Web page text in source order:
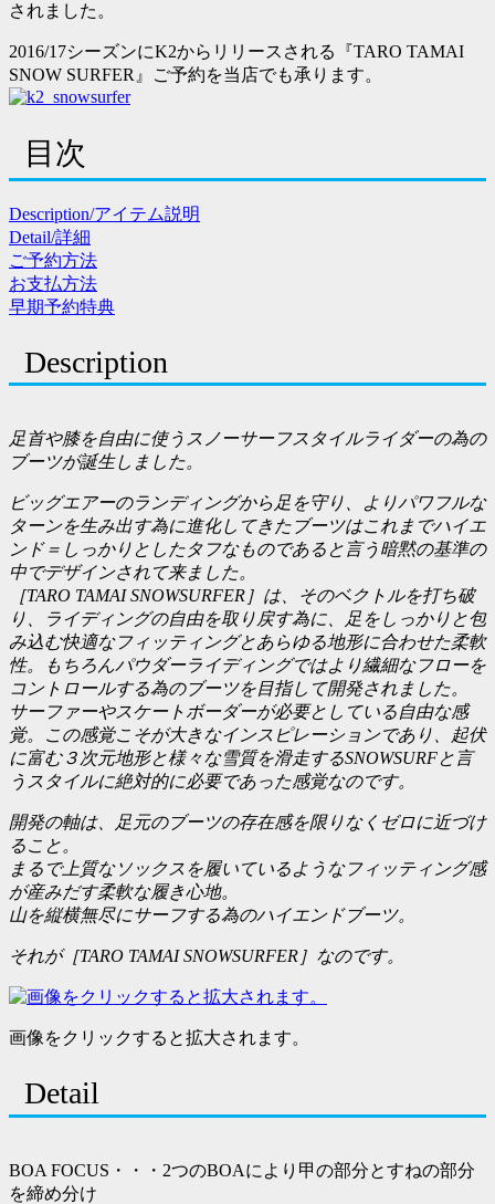
されました。
2016/17シーズンにK2からリリースされる『TARO TAMAI
SNOW SURFER』ご予約を当店でも承ります。
目次
Description/アイテム説明
Detail/詳細
ご予約方法
お支払方法
早期予約特典
Description
足首や膝を自由に使うスノーサーフスタイルライダーの為の
ブーツが誕生しました。
ビッグエアーのランディングから足を守り、よりパワフルな
ターンを生み出す為に進化してきたブーツはこれまでハイエ
ンド＝しっかりとしたタフなものであると言う暗黙の基準の
中でデザインされて来ました。
［TARO TAMAI SNOWSURFER］は、そのベクトルを打ち破
り、ライディングの自由を取り戻す為に、足をしっかりと包
み込む快適なフィッティングとあらゆる地形に合わせた柔軟
性。もちろんパウダーライディングではより繊細なフローを
コントロールする為のブーツを目指して開発されました。
サーファーやスケートボーダーが必要としている自由な感
覚。この感覚こそが大きなインスピレーションであり、起伏
に富む３次元地形と様々な雪質を滑走するSNOWSURFと言
うスタイルに絶対的に必要であった感覚なのです。
開発の軸は、足元のブーツの存在感を限りなくゼロに近づけ
ること。
まるで上質なソックスを履いているようなフィッティング感
が産みだす柔軟な履き心地。
山を縦横無尽にサーフする為のハイエンドブーツ。
それが［TARO TAMAI SNOWSURFER］なのです。
画像をクリックすると拡大されます。
Detail
BOA FOCUS・・・2つのBOAにより甲の部分とすねの部分
を締め分け